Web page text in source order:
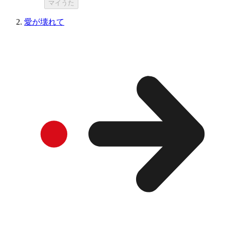
マイうた
愛が壊れて